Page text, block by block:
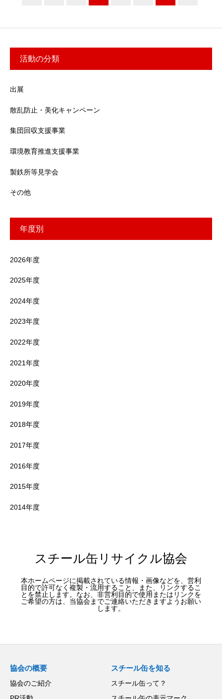
活動の分類
出展
散乱防止・美化キャンペーン
集団回収支援事業
環境教育推進支援事業
製鉄所等見学会
その他
年度別
2026年度
2025年度
2024年度
2023年度
2022年度
2021年度
2020年度
2019年度
2018年度
2017年度
2016年度
2015年度
2014年度
スチール缶リサイクル協会
本ホームページに掲載されている情報・画像などを、営利
目的で許可なく複製・流用すること、また、リンクするこ
とを禁止します。なお、非営利目的で使用またはリンクを
ご希望の方は、当協会までご連絡いただきますようお願い
します。
協会の概要
協会のご紹介
スチール缶を知る
スチール缶って？